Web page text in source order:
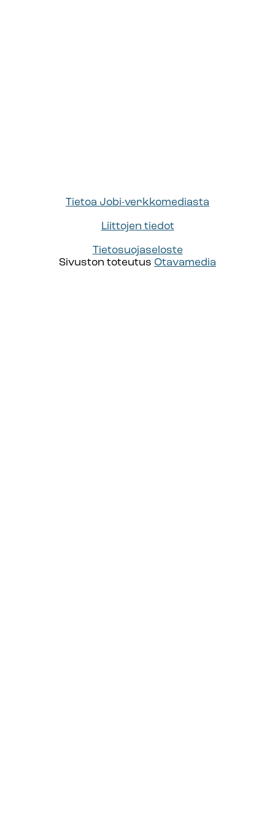
Tietoa Jobi-verkkomediasta
Liittojen tiedot
Tietosuojaseloste
Sivuston toteutus Otavamedia